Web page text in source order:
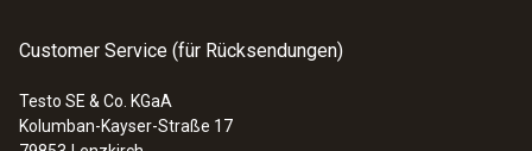
Customer Service (für Rücksendungen)
Testo SE & Co. KGaA
Kolumban-Kayser-Straße 17